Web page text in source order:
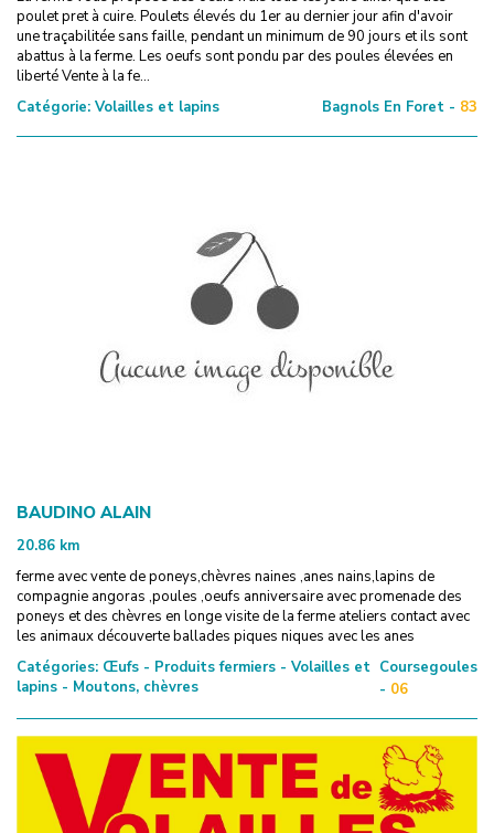
poulet pret à cuire. Poulets élevés du 1er au dernier jour afin d'avoir
une traçabilitée sans faille, pendant un minimum de 90 jours et ils sont
abattus à la ferme. Les oeufs sont pondu par des poules élevées en
liberté Vente à la fe...
Catégorie: Volailles et lapins Bagnols En Foret - 83
BAUDINO ALAIN
20.86 km
ferme avec vente de poneys,chèvres naines ,anes nains,lapins de
compagnie angoras ,poules ,oeufs anniversaire avec promenade des
poneys et des chèvres en longe visite de la ferme ateliers contact avec
les animaux découverte ballades piques niques avec les anes
Catégories: Œufs - Produits fermiers - Volailles et
lapins - Moutons, chèvres
Coursegoules
- 06